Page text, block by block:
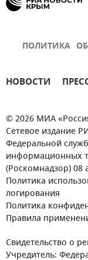
ПОЛИТИКА
НОВОСТИ
© 2026 МИА
Сетевое издание
Федеральной
информационных
(Роскомнадзор) 08
Политика
логирования
Политика
Правила
Свидетельство о
Учредитель: